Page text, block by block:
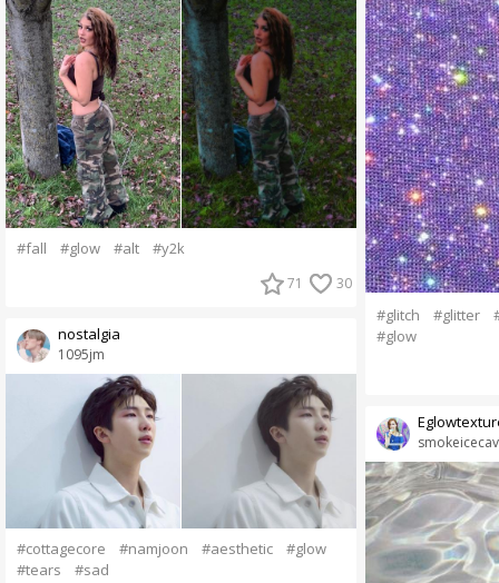
#fall #glow #alt #y2k
71 30
1095jm
nostalgia
#cottagecore #namjoon #aesthetic
#glow
#tears
#sad
#glitch #glitter
#glow